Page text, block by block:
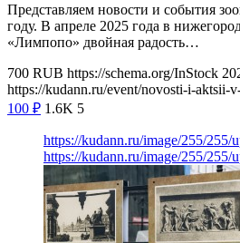
Представляем новости и события
году. В апреле 2025 года в
«Лимпопо» двойная радость…
700 RUB https://schema.org/InStock
https://kudann.ru/event/novosti-i-aktsii-
100 ₽ 1.6K 5
https://kudann.ru/image/255/255/
https://kudann.ru/image/255/255/